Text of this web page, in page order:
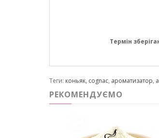
Термін
Теги: коньяк, cognac, ароматизатор,
РЕКОМЕНДУЄМО